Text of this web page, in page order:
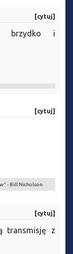
[cytuj]
brzydko i
[cytuj]
- Bill Nicholson.
[cytuj]
transmisję z